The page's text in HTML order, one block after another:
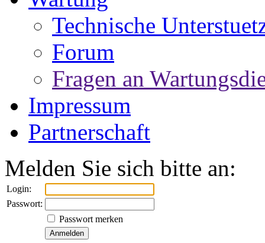
Technische
Forum
Fragen an
Impressum
Partnerschaft
Melden Sie sich bitte an:
Login:
Passwort:
Passwort merken